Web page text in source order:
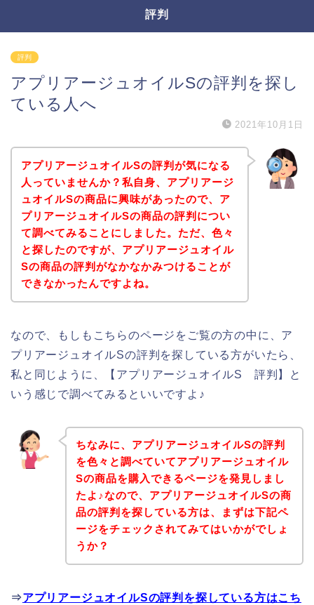
評判
評判
アプリアージュオイルSの評判を探し
ている人へ
2021年10月1日
アプリアージュオイルSの評判が気になる
人っていませんか？私自身、アプリアージ
ュオイルSの商品に興味があったので、ア
プリアージュオイルSの商品の評判につい
て調べてみることにしました。ただ、色々
と探したのですが、アプリアージュオイル
Sの商品の評判がなかなかみつけることが
できなかったんですよね。
なので、もしもこちらのページをご覧の方の中に、ア
プリアージュオイルSの評判を探している方がいたら、
私と同じように、【アプリアージュオイルS 評判】と
いう感じで調べてみるといいですよ♪
ちなみに、アプリアージュオイルSの評判
を色々と調べていてアプリアージュオイル
Sの商品を購入できるページを発見しまし
たよ♪なので、アプリアージュオイルSの商
品の評判を探している方は、まずは下記ペ
ージをチェックされてみてはいかがでしょ
うか？
⇒アプリアージュオイルSの評判を探している方はこち